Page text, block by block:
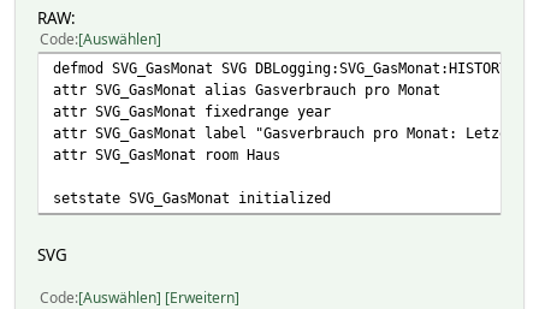
RAW:
Code Auswählen
defmod SVG_GasMonat SVG DBLogging:SVG_GasMonat:HISTORY
attr SVG_GasMonat alias Gasverbrauch pro Monat
attr SVG_GasMonat fixedrange year
attr SVG_GasMonat label "Gasverbrauch pro Monat:
attr SVG_GasMonat room Haus
setstate SVG_GasMonat initialized
SVG
Code Auswählen Erweitern